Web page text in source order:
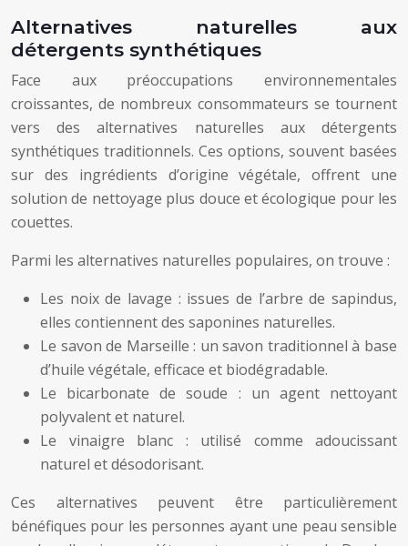
Alternatives naturelles aux
détergents synthétiques
Face aux préoccupations environnementales
croissantes, de nombreux consommateurs se tournent
vers des alternatives naturelles aux détergents
synthétiques traditionnels. Ces options, souvent basées
sur des ingrédients d’origine végétale, offrent une
solution de nettoyage plus douce et écologique pour les
couettes.
Parmi les alternatives naturelles populaires, on trouve :
Les noix de lavage : issues de l’arbre de sapindus,
elles contiennent des saponines naturelles.
Le savon de Marseille : un savon traditionnel à base
d’huile végétale, efficace et biodégradable.
Le bicarbonate de soude : un agent nettoyant
polyvalent et naturel.
Le vinaigre blanc : utilisé comme adoucissant
naturel et désodorisant.
Ces alternatives peuvent être particulièrement
bénéfiques pour les personnes ayant une peau sensible